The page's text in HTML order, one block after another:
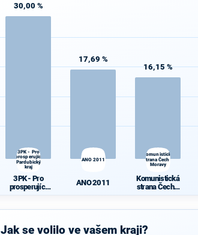
30,00 %
3PK - Pro
prosperující
Pardubický
kraj
3PK - Pro
prosperující
17,69 %
ANO 2011
ANO 2011
16,15 %
Komunistická
strana Čech a
Moravy
Komunistická
strana Čech a
Jak se volilo ve vašem kraji?